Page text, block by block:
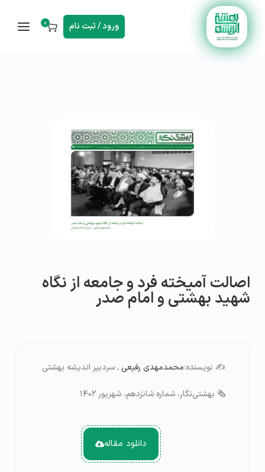
ورود / ثبت نام 0
اصالت آمیخته فرد و جامعه از نگاه
شهید بهشتی و امام صدر
✍️ نویسنده:محمدمهدی رفیعی ـ سردبیر اندیشه بهشتی
🗞️ بهشتی‌نگار، شماره شانزدهم، شهریور ۱۴۰۲
دانلود مقاله